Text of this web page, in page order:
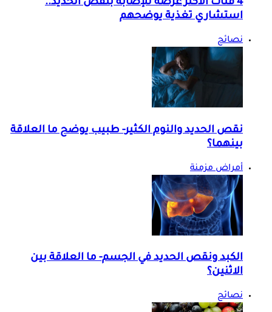
4 فئات الأكثر عرضة للإصابة بنقص الحديد..
استشاري تغذية يوضحهم
نصائح
نقص الحديد والنوم الكثير- طبيب يوضح ما العلاقة
بينهما؟
أمراض مزمنة
الكبد ونقص الحديد في الجسم- ما العلاقة بين
الاثنين؟
نصائح